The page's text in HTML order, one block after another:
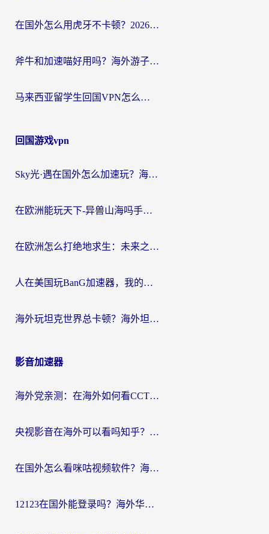
在国外怎么用虎牙不卡顿？2026海外华人亲测有效的回国加速器选择指南
斧牛和加速喵好用吗？海外游子的真实选择困境
马来西亚留学生回国VPN怎么选？3个避坑点+1款实测好用的加速器推荐
回国游戏vpn
Sky光·遇在国外怎么加速玩？海外党亲测有效的国服游戏加速指南
在欧洲能玩天下-异兽山海吗手游？海外玩家的加速器生存指南
在欧洲怎么打绝地求生：未来之役不卡？留学生亲测的加速器避坑指南
人在美国玩BanG加速器，我的延迟终于绿了
海外玩坦克世界总卡顿？海外坦克世界加速器有哪些？实测好用的选择在这里
影音加速器
海外党亲测：在海外如何看CCTV？告别“仅限大陆播放”的实用指南
央视影音在海外可以看吗知乎？留学生亲测：3步解决地域限制+追剧自由
在国外怎么看咪咕视频软件？海外党亲测有效的回国加速方案
12123在国外能登录吗？海外华人必看的回国加速实用指南